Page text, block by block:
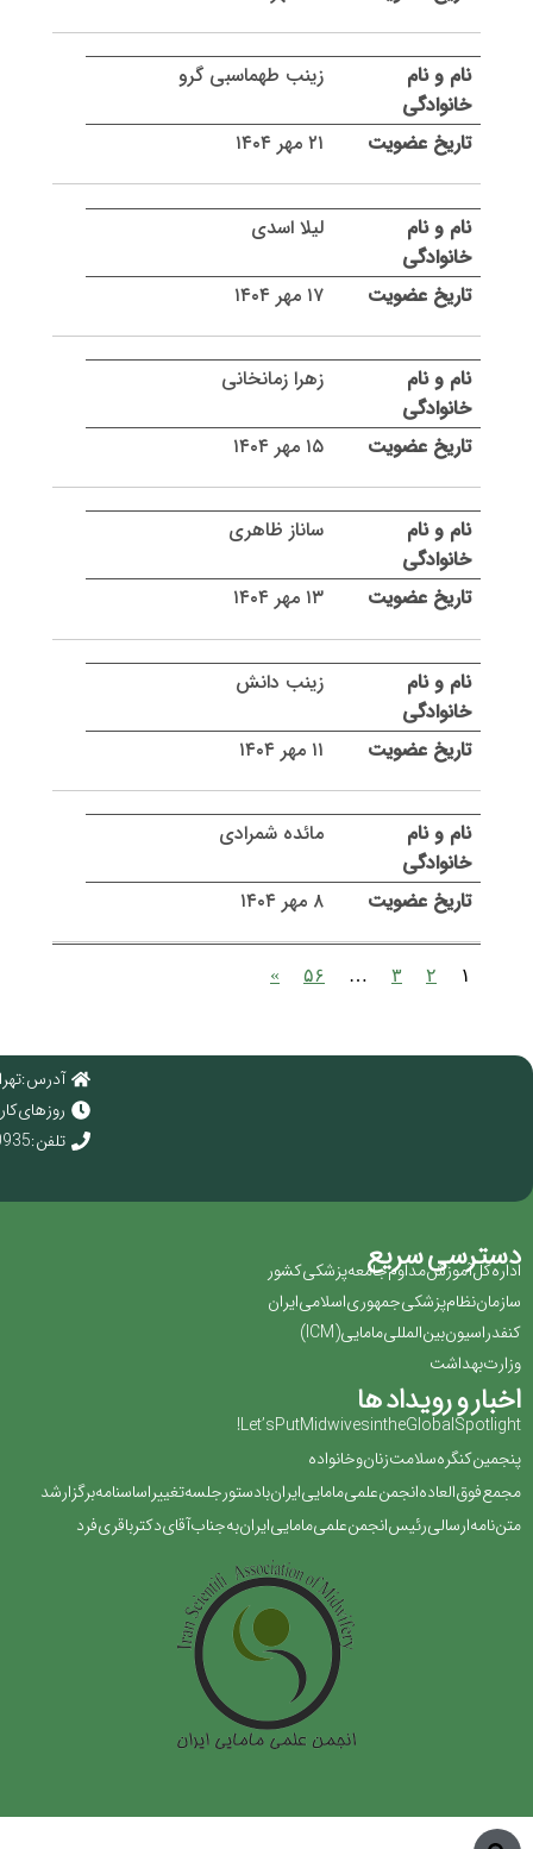
زینب طهماسبی گرو
۲۱ مهر ۱۴۰۴
لیلا اسدی
۱۷ مهر ۱۴۰۴
زهرا زمانخانی
۱۵ مهر ۱۴۰۴
ساناز ظاهری
۱۳ مهر ۱۴۰۴
زینب دانش
۱۱ مهر ۱۴۰۴
مائده شمرادی
۸ مهر ۱۴۰۴
۱ ۲ ۳ … ۵۶ »
آدرس :
روز های کاری
تلفن : 02166920935
دسترسی سریع
اداره کل آموزش مداوم جامعه پزشکی کشور
سازمان نظام پزشکی جمهوری اسلامی ایران ‏
کنفدراسیون بین المللی مامایی(‏ICM‏)‏
وزارت بهداشت
اخبار و رویداد ها
Let’s Put Midwives in the Global Spotlight!
پنجمین کنگره سلامت زنان و خانواده
مجمع فوق العاده انجمن علمی مامایی ایران با دستور جلسه تغییر اساسنامه برگزار شد
متن نامه ارسالی رئیس انجمن علمی مامایی ایران به جناب آقای دکتر باقری فرد